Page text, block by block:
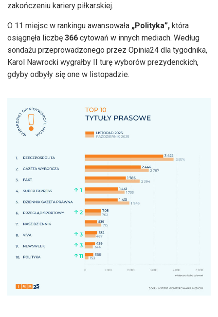
zakończeniu kariery piłkarskiej.
O 11 miejsc w rankingu awansowała „Polityka”, która
osiągnęła liczbę 366 cytowań w innych mediach. Według
sondażu przeprowadzonego przez Opinia24 dla tygodnika,
Karol Nawrocki wygrałby II turę wyborów prezydenckich,
gdyby odbyły się one w listopadzie.